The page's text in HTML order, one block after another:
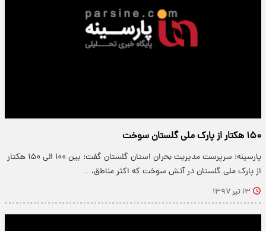
۱۵۰ هکتار از پارک ملی گلستان سوخت
پارسینه: سرپرست مدیریت بحران استان گلستان گفت: بین ۱۰۰ الی ۱۵۰ هکتار
از پارک ملی گلستان در آتش سوخت که اکثر مناطق،…
۱۳ تیر ۱۳۹۷